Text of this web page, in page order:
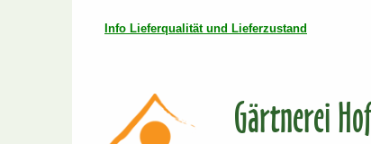
Info Lieferqualität und Lieferzustand
Gärtnerei